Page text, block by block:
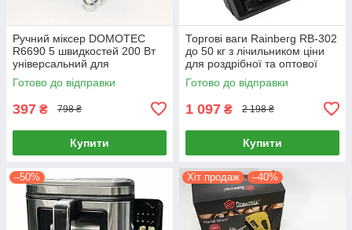
Ручний міксер DOMOTEC
R6690 5 швидкостей 200 Вт
універсальний для
приготування тіста та крему
Готово до відправки
397 ₴ 798 ₴
Купити
Торгові ваги Rainberg RB-302
до 50 кг з лічильником ціни
для роздрібної та оптової
торгівлі
Готово до відправки
1 097 ₴ 2 198 ₴
Купити
–50% Хіт продаж –40%